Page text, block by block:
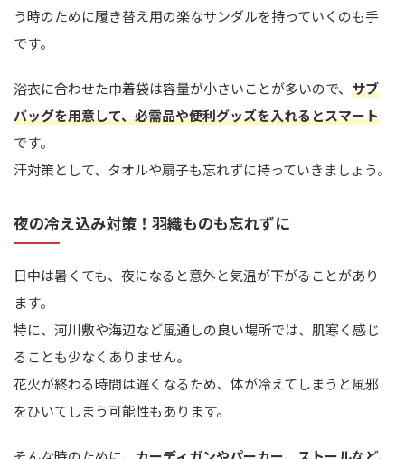
う時のために履き替え用の楽なサンダルを持っていくのも手
です。
浴衣に合わせた巾着袋は容量が小さいことが多いので、 サブ
バッグを用意して、必需品や便利グッズを入れるとスマート
です。
汗対策として、タオルや扇子も忘れずに持っていきましょう。
夜の冷え込み対策！羽織ものも忘れずに
日中は暑くても、夜になると意外と気温が下がることがあり
ます。
特に、河川敷や海辺など風通しの良い場所では、肌寒く感じ
ることも少なくありません。
花火が終わる時間は遅くなるため、体が冷えてしまうと風邪
をひいてしまう可能性もあります。